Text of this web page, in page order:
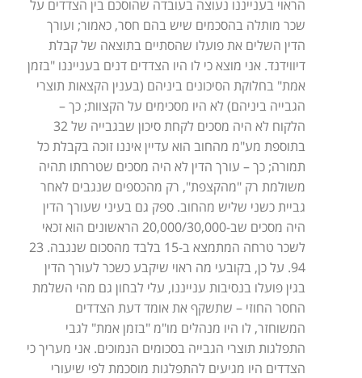
הראוי בענייננו נעוצה בעובדה שהוסכם בין הצדדים על
שכר מותלה בהסכמים שיש בהם חסר, כאמור; ועורך
הדין השלים את פועלו שהסתיים בתוצאה של קבלת
דיווידנד. אני מוצא כי לו היו הצדדים דנים בענייננו "בזמן
אמת" בחלוקת הסיכונים ביניהם (בענין הקצאות תוצרי
הגבייה ביניהם) לא היו מסכימים על הקצוות; כך –
הלקוח לא היה מסכים לקחת סיכון שבגבייה של 32
בתוספת מע"מ מהחוב הוא עדיין איננו זוכה בקבלת כל
תמורה; כך – עורך הדין לא היה מסכים שטרחתו תהיה
משולמת רק "מהקצפת", רק מהכספים שנגבים לאחר
גביית כשני שליש מהחוב. ספק גם בעיני שעורך הדין
היה מסכים שב-20,000/30,000 הראשונים הוא זכאי
לשכר טרחה המתמצא ב-15 בלבד מהסכום שנגבה. 23
94. על כן, בקובעי מה ראוי שיקבע כשכר לעורך הדין
בגין פועלו בנסיבות ענייננו, עלי לבחון גם מהי השלמת
החסר החוזי – שתשקף את אומד דעת הצדדים
המשוחזר, לו היו מנהלים מו"מ "בזמן אמת" לגבי
התפלגות תוצרי הגבייה בסכומים הנמוכים. אני מעריך כי
הצדדים היו מגיעים להתפלגות מוסכמת לפי שיעורי